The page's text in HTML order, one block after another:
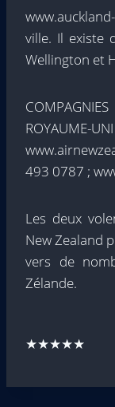
ville. Il existe
Wellington et
ROYAUME-
493 0787 ;
Les deux
New Zealand
vers de
Zélande.
★★★★★